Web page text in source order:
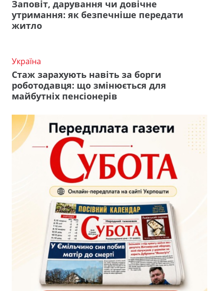
Заповіт, дарування чи довічне
утримання: як безпечніше передати
житло
Україна
Стаж зарахують навіть за борги
роботодавця: що змінюється для
майбутніх пенсіонерів